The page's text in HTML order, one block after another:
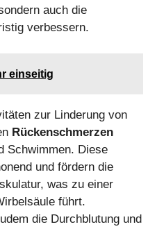
auch die
verbessern.
einseitig
zur Linderung von
Rückenschmerzen
Schwimmen. Diese
und fördern die
was zu einer
führt.
die Durchblutung und